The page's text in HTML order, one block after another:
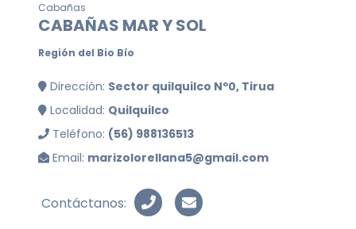
Cabañas
CABAÑAS MAR Y SOL
Región del Bio Bío
Dirección: Sector quilquilco Nº0, Tirua
Localidad: Quilquilco
Teléfono: (56) 988136513
Email: marizolorellana5@gmail.com
Contáctanos: